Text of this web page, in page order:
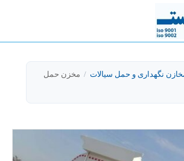
نگهداری و حمل سیالات / مخزن حمل